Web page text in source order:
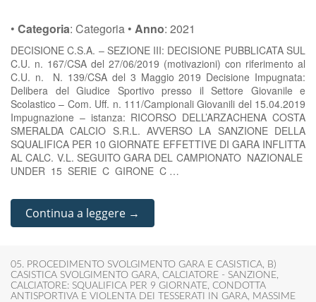
• Categoria: Categoria • Anno: 2021
DECISIONE C.S.A. – SEZIONE III: DECISIONE PUBBLICATA SUL
C.U. n. 167/CSA del 27/06/2019 (motivazioni) con riferimento al
C.U. n. N. 139/CSA del 3 Maggio 2019 Decisione Impugnata:
Delibera del Giudice Sportivo presso il Settore Giovanile e
Scolastico – Com. Uff. n. 111/Campionali Giovanili del 15.04.2019
Impugnazione – istanza: RICORSO DELL’ARZACHENA COSTA
SMERALDA CALCIO S.R.L. AVVERSO LA SANZIONE DELLA
SQUALIFICA PER 10 GIORNATE EFFETTIVE DI GARA INFLITTA
AL CALC. V.L. SEGUITO GARA DEL CAMPIONATO NAZIONALE
UNDER 15 SERIE C GIRONE C …
Continua a leggere →
05. PROCEDIMENTO SVOLGIMENTO GARA E CASISTICA, B)
CASISTICA SVOLGIMENTO GARA, CALCIATORE - SANZIONE,
CALCIATORE: SQUALIFICA PER 9 GIORNATE, CONDOTTA
ANTISPORTIVA E VIOLENTA DEI TESSERATI IN GARA, MASSIME